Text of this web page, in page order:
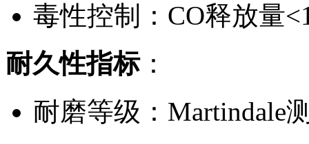
毒性控制：CO释放量
耐久性指标：
耐磨等级：Martindale